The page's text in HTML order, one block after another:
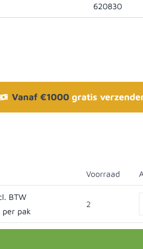
620830
Vanaf €1000 gratis
Voorraad
2